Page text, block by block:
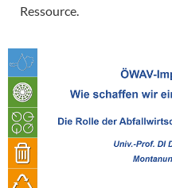
Ressource.